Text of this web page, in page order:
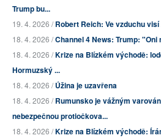
Trump bu...
19. 4. 2026 /Robert Reich: Ve vzduchu
18. 4. 2026 /Channel 4 News: Trump:
18. 4. 2026 /Krize na Blízkém východě:
Hormuzský ...
18. 4. 2026 /Úžina je uzavřena
18. 4. 2026 /Rumunsko je vážným
nebezpečnou protiočkova...
18. 4. 2026 /Krize na Blízkém východě: